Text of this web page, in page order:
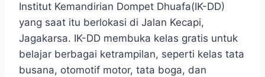
Institut Kemandirian Dompet Dhuafa(IK-DD)
yang saat itu berlokasi di Jalan Kecapi,
Jagakarsa. IK-DD membuka kelas gratis untuk
belajar berbagai ketrampilan, seperti kelas tata
busana, otomotif motor, tata boga, dan